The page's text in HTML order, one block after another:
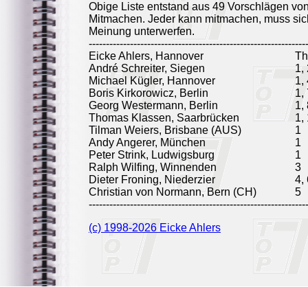
Obige Liste entstand aus 49 Vorschlägen
Mitmachen. Jeder kann mitmachen, muss
Meinung unterwerfen.
Eicke Ahlers, Hannover
André Schreiter, Siegen
1,
Michael Kügler, Hannover
1,
Boris Kirkorowicz, Berlin
1,
Georg Westermann, Berlin
1,
Thomas Klassen, Saarbrücken
1,
Tilman Weiers, Brisbane (AUS)
1
Andy Angerer, München
1
Peter Strink, Ludwigsburg
1
Ralph Wilfing, Winnenden
3
Dieter Froning, Niederzier
4,
Christian von Normann, Bern (CH)
5
(c) 1998-2026 Eicke Ahlers